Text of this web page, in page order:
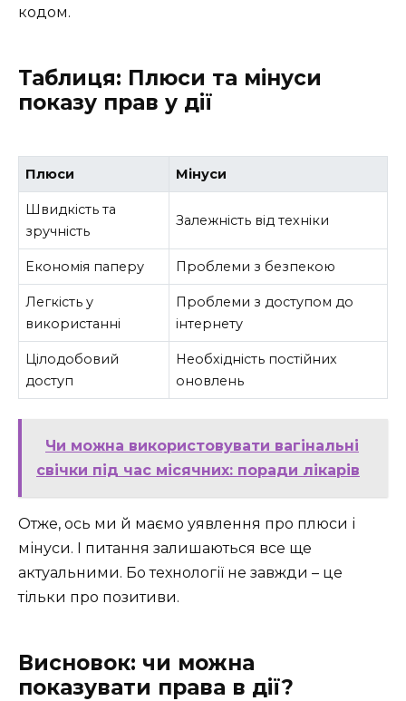
кодом.
Таблиця: Плюси та мінуси
показу прав у дії
Плюси Мінуси
Швидкість та
зручність
Залежність від техніки
Економія паперу Проблеми з безпекою
Легкість у
використанні
Проблеми з доступом до
інтернету
Цілодобовий
доступ
Необхідність постійних
оновлень
Чи можна використовувати вагінальні
свічки під час місячних: поради лікарів
Отже, ось ми й маємо уявлення про плюси і
мінуси. І питання залишаються все ще
актуальними. Бо технології не завжди – це
тільки про позитиви.
Висновок: чи можна
показувати права в дії?